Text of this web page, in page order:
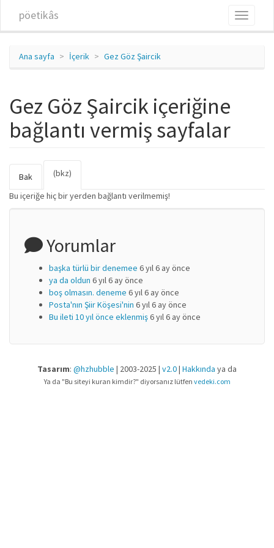
pöetikâs
Toggle
Ana sayfa İçerik Gez Göz Şaircik
Gez Göz Şaircik içeriğine
bağlantı vermiş sayfalar
Birincil sekmeler
Bak (bkz)
Bu içeriğe hiç bir yerden bağlantı verilmemiş!
Yorumlar
başka türlü bir denemee 6 yıl 6 ay önce
ya da oldun 6 yıl 6 ay önce
boş olmasın. deneme 6 yıl 6 ay önce
Posta'nın Şiir Köşesi'nin 6 yıl 6 ay önce
Bu ileti 10 yıl önce eklenmiş6 yıl 6 ay önce
Tasarım: @hzhubble | 2003-2025 | v2.0| Hakkında ya da
Ya da "Bu siteyi kuran kimdir?" diyorsanız lütfen vedeki.com